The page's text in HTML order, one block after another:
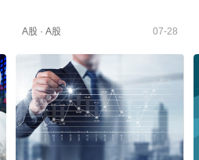
A股 · A股 07-28